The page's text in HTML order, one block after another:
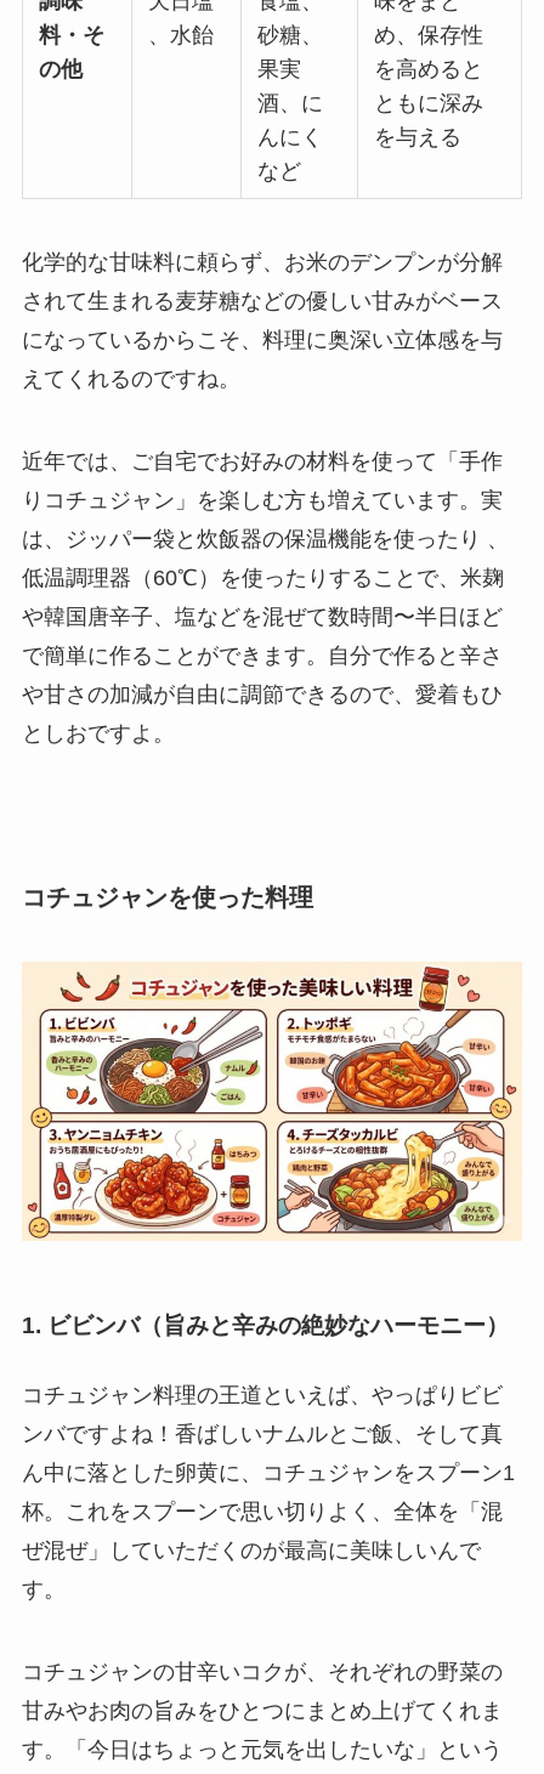
料・そ
の他
、水飴
砂糖、
果実
酒、に
んにく
など
め、保存性
を高めると
ともに深み
を与える
化学的な甘味料に頼らず、お米のデンプンが分解
されて生まれる麦芽糖などの優しい甘みがベース
になっているからこそ、料理に奥深い立体感を与
えてくれるのですね。
近年では、ご自宅でお好みの材料を使って「手作
りコチュジャン」を楽しむ方も増えています。実
は、ジッパー袋と炊飯器の保温機能を使ったり 、
低温調理器（60℃）を使ったりすることで、米麹
や韓国唐辛子、塩などを混ぜて数時間〜半日ほど
で簡単に作ることができます。自分で作ると辛さ
や甘さの加減が自由に調節できるので、愛着もひ
としおですよ。
コチュジャンを使った料理
1. ビビンバ（旨みと辛みの絶妙なハーモニー）
コチュジャン料理の王道といえば、やっぱりビビ
ンバですよね！香ばしいナムルとご飯、そして真
ん中に落とした卵黄に、コチュジャンをスプーン1
杯。これをスプーンで思い切りよく、全体を「混
ぜ混ぜ」していただくのが最高に美味しいんで
す。
コチュジャンの甘辛いコクが、それぞれの野菜の
甘みやお肉の旨みをひとつにまとめ上げてくれま
す。「今日はちょっと元気を出したいな」という